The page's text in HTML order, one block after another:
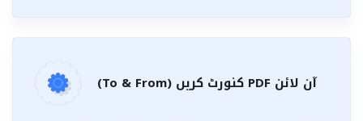
آن لائن PDF کنورٹ کریں (To & From)